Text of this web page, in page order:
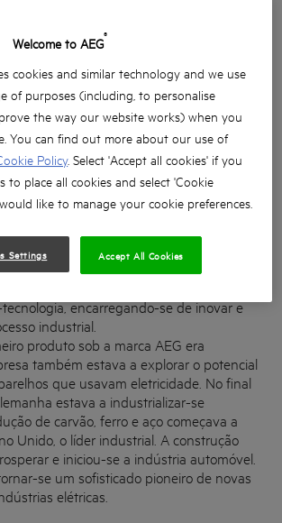
mais conhecida pelo mundo como AEG,
anos e tem raízes não só em ferramentas
como um papel formativo ao fundar
industrial através da sua ligação com o
alemão Peter Behrens.
em 1883 como a Deutsche Edison-
a empresa adotou o nome AEG em
Emil Rathenau (1838-1915) foi um
de montagem para a Alemanha. Um
se importava de trabalhar 15 horas de
encarregando-se de inovar e
industrial.
produto sob a marca AEG era
também estava a explorar o potencial
que usavam eletricidade. No final
estava a industrializar-se
de carvão, ferro e aço começava a
Unido, o líder industrial. A construção
e iniciou-se a indústria automóvel.
se um sofisticado pioneiro de novas
elétricas.
Welcome to AEG®
cookies and similar technology and we use
of purposes (including, to personalise
the way our website works) when you
You can find out more about our use of
Policy. Select 'Accept all cookies' if you
to place all cookies and select 'Cookie
like to manage your cookie preferences.
Settings Accept All Cookies